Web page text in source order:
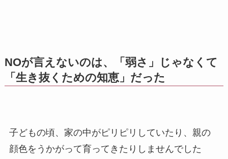
NOが言えないのは、「弱さ」じゃなくて
「生き抜くための知恵」だった
子どもの頃、家の中がピリピリしていたり、親の
顔色をうかがって育ってきたりしませんでした